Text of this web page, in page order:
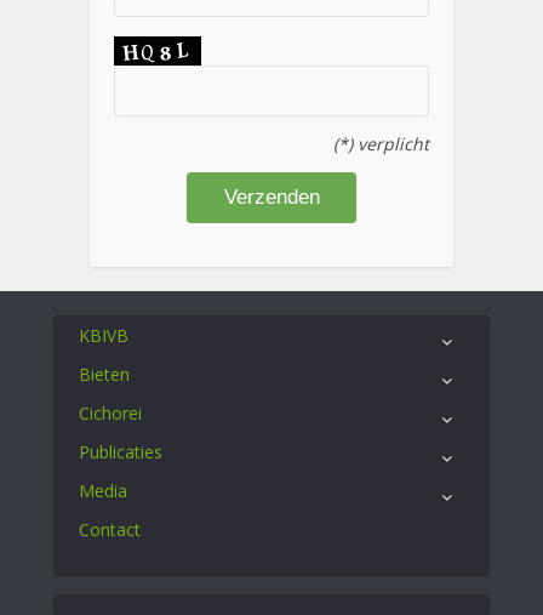
(*) verplicht
KBIVB
Bieten
Cichorei
Publicaties
Media
Contact